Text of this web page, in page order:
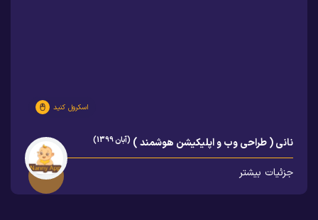
اسکرول کنید
نانی ( طراحی وب و اپلیکیشن هوشمند ) (آبان 1399)
جزئیات بیشتر